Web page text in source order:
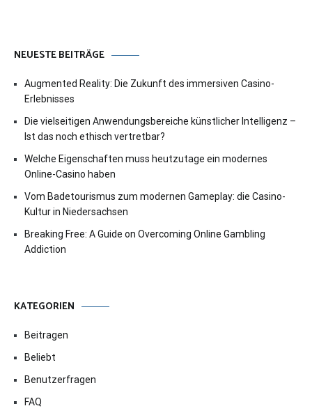
NEUESTE BEITRÄGE
Augmented Reality: Die Zukunft des immersiven Casino-
Erlebnisses
Die vielseitigen Anwendungsbereiche künstlicher Intelligenz –
Ist das noch ethisch vertretbar?
Welche Eigenschaften muss heutzutage ein modernes
Online-Casino haben
Vom Badetourismus zum modernen Gameplay: die Casino-
Kultur in Niedersachsen
Breaking Free: A Guide on Overcoming Online Gambling
Addiction
KATEGORIEN
Beitragen
Beliebt
Benutzerfragen
FAQ